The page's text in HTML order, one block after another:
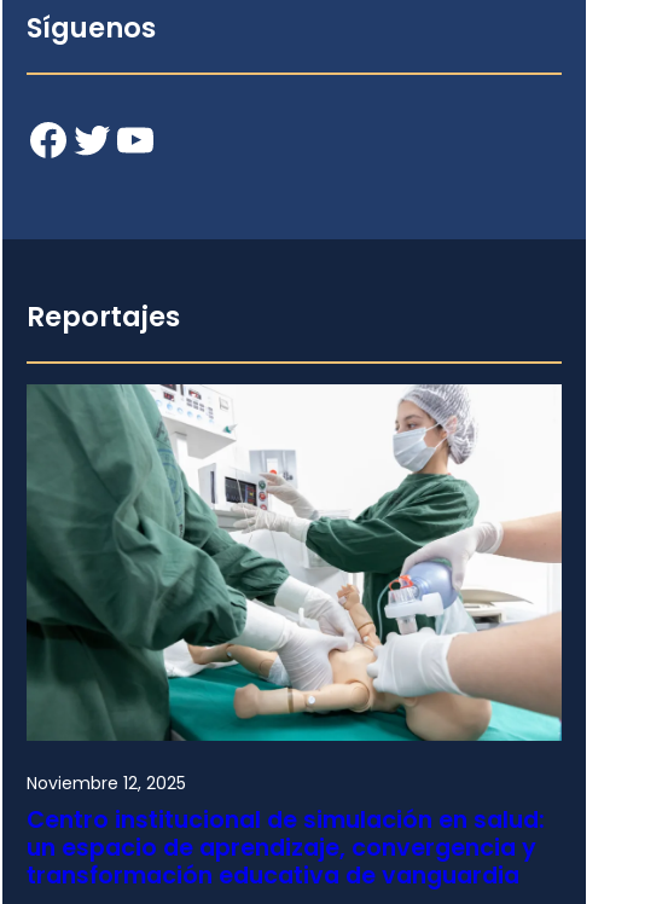
Síguenos
Facebook Twitter YouTube
Reportajes
Noviembre 12, 2025
Centro institucional de simulación en salud:
un espacio de aprendizaje, convergencia y
transformación educativa de vanguardia